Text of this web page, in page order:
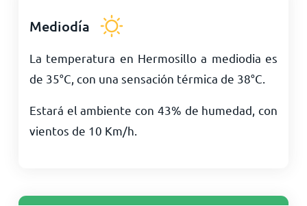
Mediodía
La temperatura en Hermosillo a mediodia es
de 35°C , con una sensación térmica de 38°C
Estará el ambiente con 43% de humedad, con
vientos de 10 Km/h